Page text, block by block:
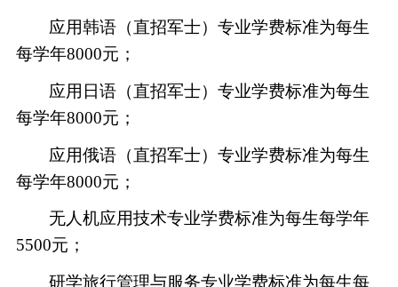
应用韩语（直招军士）专业学费标准为每生
每学年8000元；
应用日语（直招军士）专业学费标准为每生
每学年8000元；
应用俄语（直招军士）专业学费标准为每生
每学年8000元；
无人机应用技术专业学费标准为每生每学年
5500元；
研学旅行管理与服务专业学费标准为每生每